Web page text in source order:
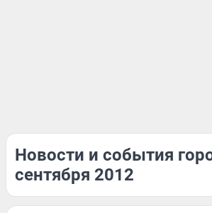
Новости и события
сентября 2012